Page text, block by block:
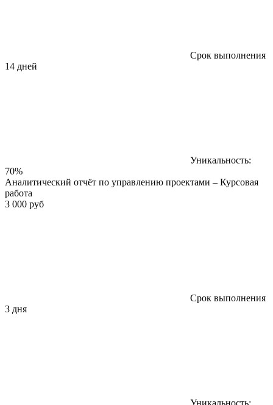
Срок выполнения
14 дней
Уникальность:
70%
Аналитический отчёт по управлению проектами – Курсовая
работа
3 000 руб
Срок выполнения
3 дня
Уникальность: